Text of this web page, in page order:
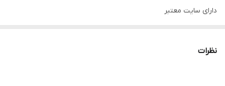
دارای سایت معتبر
نظرات